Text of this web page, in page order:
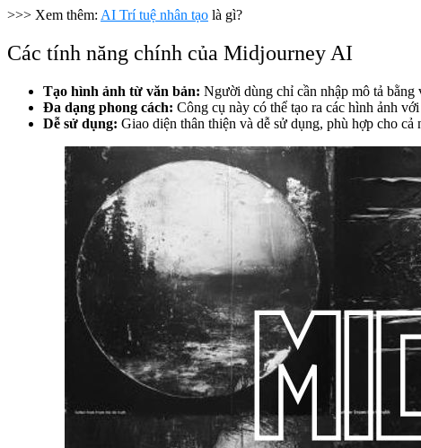
>>> Xem thêm: AI Trí tuệ nhân tạo là gì?
Các tính năng chính của Midjourney AI
Tạo hình ảnh từ văn bản: Người dùng chỉ cần nhập mô tả
Đa dạng phong cách: Công cụ này có thể tạo ra các hình ảnh
Dễ sử dụng: Giao diện thân thiện và dễ sử dụng, phù hợp cho